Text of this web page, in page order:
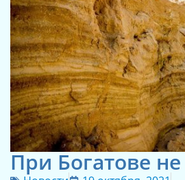
При Богатове